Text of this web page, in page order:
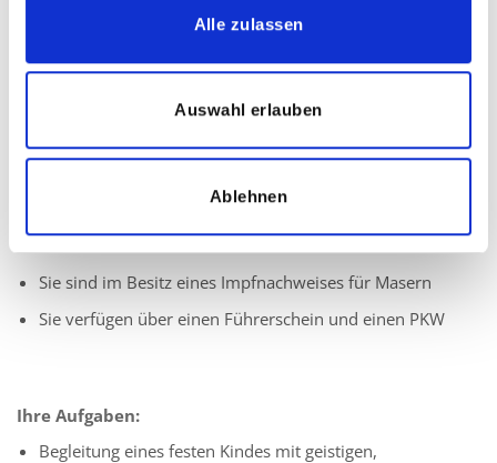
Alle zulassen
Auswahl erlauben
Ablehnen
vergleichbare Ausbildung
mit besonderen Bedürfnissen
Ausgeprägtes Verantwortungsbewusstsein und
Sie sind im Besitz eines Impfnachweises für Masern
Sie verfügen über einen Führerschein und einen PKW
Ihre Aufgaben:
Begleitung eines festen Kindes mit geistigen,